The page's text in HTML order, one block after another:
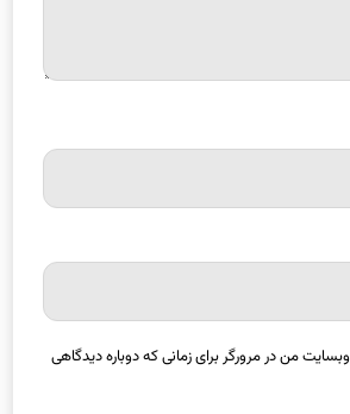
من در مرورگر برای زمانی که دوباره دیدگاهی